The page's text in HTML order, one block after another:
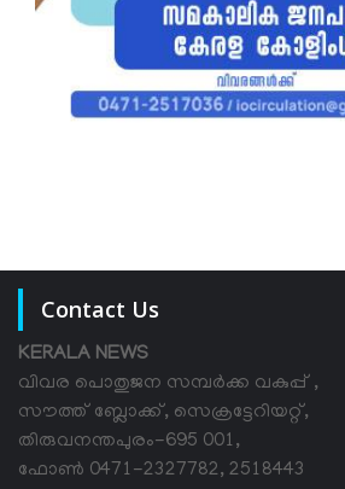
Contact Us
KERALA NEWS
വിവര പൊതുജന സമ്പര്‍ക്ക വകുപ്പ് ,
സൗത്ത് ബ്ലോക്ക്, സെക്രട്ടേറിയറ്റ്,
തിരുവനന്തപുരം-695 001,
ഫോൺ 0471-2327782, 2518443